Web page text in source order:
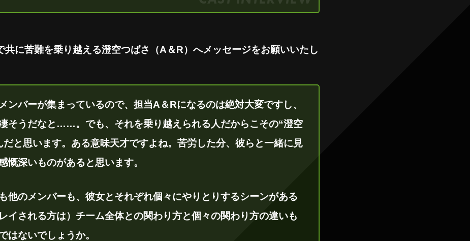
共に苦難を乗り越える澄空つばさ（A＆R）へメッセージをお願いいたし
ンバーが集まっているので、担当A＆Rになるのは絶対大変ですし、
そうだなと……。でも、それを乗り越えられる人だからこその“澄空
だと思います。ある意味天才ですよね。苦労した分、彼らと一緒に見
慨深いものがあると思います。
他のメンバーも、彼女とそれぞれ個々にやりとりするシーンがある
イされる方は）チーム全体との関わり方と個々の関わり方の違いも
はないでしょうか。